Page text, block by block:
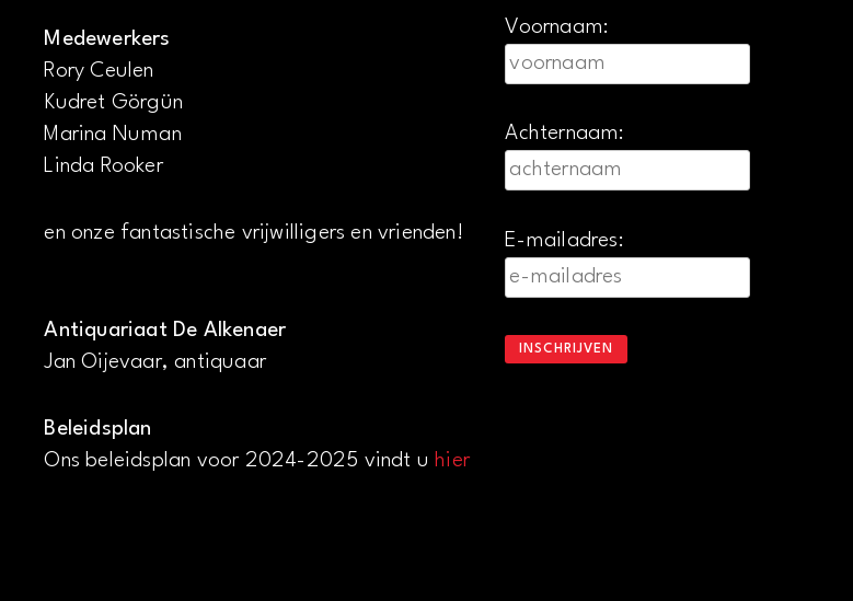
Medewerkers
Rory Ceulen
Kudret Görgün
Marina Numan
Linda Rooker
en onze fantastische vrijwilligers en vrienden!
Antiquariaat De Alkenaer
Jan Oijevaar, antiquaar
Beleidsplan
Ons beleidsplan voor 2024-2025 vindt u hier
Voornaam:
Achternaam:
E-mailadres: